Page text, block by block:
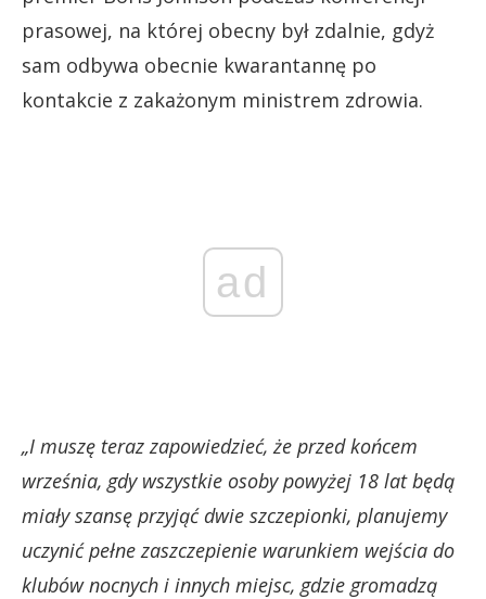
prasowej, na której obecny był zdalnie, gdyż
sam odbywa obecnie kwarantannę po
kontakcie z zakażonym ministrem zdrowia.
ad
„I muszę teraz zapowiedzieć, że przed końcem
września, gdy wszystkie osoby powyżej 18 lat będą
miały szansę przyjąć dwie szczepionki, planujemy
uczynić pełne zaszczepienie warunkiem wejścia do
klubów nocnych i innych miejsc, gdzie gromadzą